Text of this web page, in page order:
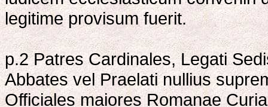
legitime provisum fuerit.
p.2 Patres Cardinales, Legati
Abbates vel Praelati nullius
Officiales maiores Romanae